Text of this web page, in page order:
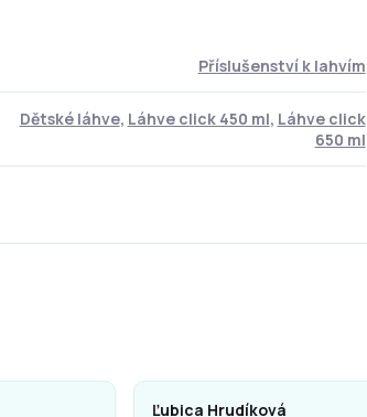
Příslušenství k lahvím
Dětské láhve, Láhve click 450 ml, Láhve click
650 ml
Ľubica Hrudíková